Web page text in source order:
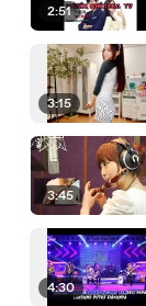
2:51
3:15
3:45
4:30